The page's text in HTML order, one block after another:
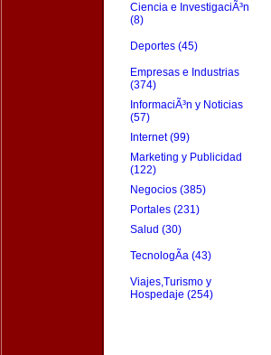
Ciencia e InvestigaciÃ³n
(8)
Deportes (45)
Empresas e Industrias
(374)
InformaciÃ³n y Noticias
(57)
Internet (99)
Marketing y Publicidad
(122)
Negocios (385)
Portales (231)
Salud (30)
TecnologÃ­a (43)
Viajes,Turismo y
Hospedaje (254)